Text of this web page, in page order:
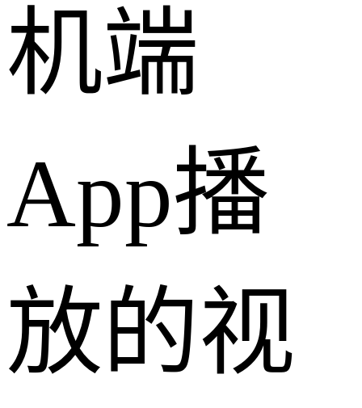
机端
App播
放的视